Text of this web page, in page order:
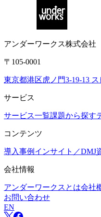
アンダーワークス株式会社
〒105-0001
東京都港区虎ノ門3-19-13
サービス
サービス一覧課題から探す
コンテンツ
導入事例 インサイト／DMJ
会社情報
アンダーワークスとは会社
お問い合わせ
EN